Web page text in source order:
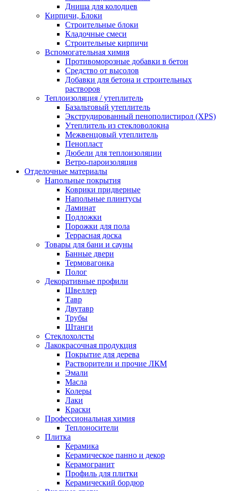
Днища для колодцев
Кирпичи, Блоки
Строительные блоки
Кладочные смеси
Строительные кирпичи
Вспомогательная химия
Противоморозные добавки в бетон
Средство от высолов
Добавки для бетона и строительных
растворов
Теплоизоляция / утеплитель
Базальтовый утеплитель
Экструдированный пенополистирол (XPS)
Утеплитель из стекловолокна
Межвенцовый утеплитель
Пенопласт
Дюбели для теплоизоляции
Ветро-пароизоляция
Отделочные материалы
Напольные покрытия
Коврики придверные
Напольные плинтусы
Ламинат
Подложки
Порожки для пола
Террасная доска
Товары для бани и сауны
Банные двери
Термовагонка
Полог
Декоративные профили
Швеллер
Тавр
Двутавр
Трубы
Штанги
Стеклохолсты
Лакокрасочная продукция
Покрытие для дерева
Растворители и прочие ЛКМ
Эмали
Масла
Колеры
Лаки
Краски
Профессиональная химия
Теплоносители
Плитка
Керамика
Керамическое панно и декор
Керамогранит
Профиль для плитки
Керамический бордюр